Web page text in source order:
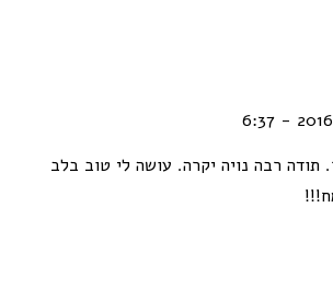
תודה רבה נויה יקרה. עושה לי טוב בלב